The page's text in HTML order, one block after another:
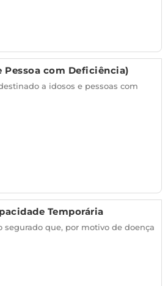
Pessoa com Deficiência)
a idosos e pessoas com
Temporária
segurado que, por motivo de doença